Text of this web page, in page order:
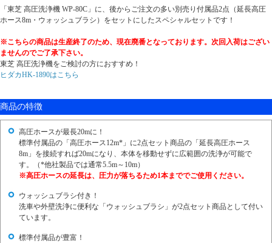
「東芝 高圧洗浄機 WP-80C」に、後からご注文の多い別売り付属品2点（延長高圧
ホース8m・ウォッシュブラシ）をセットにしたスペシャルセットです！
※こちらの商品は生産終了のため、現在廃番となっております。次回入荷はござい
ませんのでご了承下さい。
東芝 高圧洗浄機をご検討の方におすすめ！
ヒダカHK-1890はこちら
商品の特徴
高圧ホースが最長20mに！
標準付属品の「高圧ホース12m*」に2点セット商品の「延長高圧ホース
8m」を接続すれば20mになり、本体を移動せずに広範囲の洗浄が可能で
す。（*他社製品では通常5.5m～10m）
※高圧ホースの延長は、圧力が落ちるため1本まででご使用ください。
ウォッシュブラシ付き！
洗車や外壁洗浄に便利な「ウォッシュブラシ」が2点セット商品として付い
ています。
標準付属品が豊富！